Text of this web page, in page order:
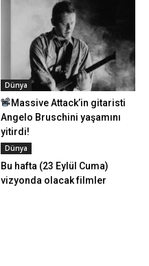
Dünya
Massive Attack’in gitaristi
Angelo Bruschini yaşamını
yitirdi!
Dünya
Bu hafta (23 Eylül Cuma)
vizyonda olacak filmler